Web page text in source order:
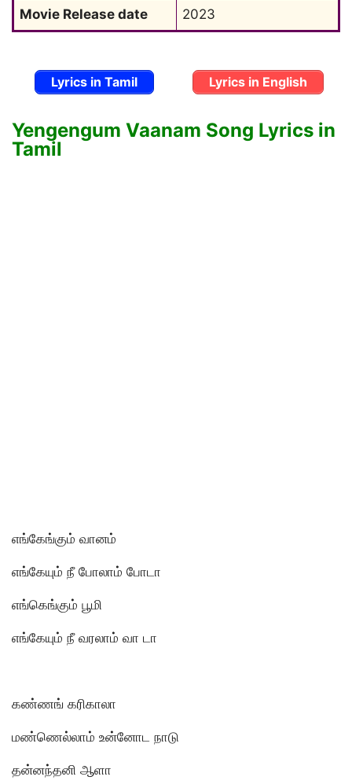
Movie Release date
2023
Lyrics in Tamil Lyrics in English
Yengengum Vaanam Song Lyrics in
Tamil
எங்கேங்கும் வானம்
எங்கேயும் நீ போலாம் போடா
எங்கெங்கும் பூமி
எங்கேயும் நீ வரலாம் வா டா
கண்ணங் கரிகாலா
மண்ணெல்லாம் உன்னோட நாடு
தன்னந்தனி ஆளா